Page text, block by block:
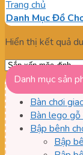
Trang chủ
Danh Mục Đồ
Hiển thị kết quả
Danh mục sản
Bàn chơi
Bàn lego gỗ
Bập bênh
Bập